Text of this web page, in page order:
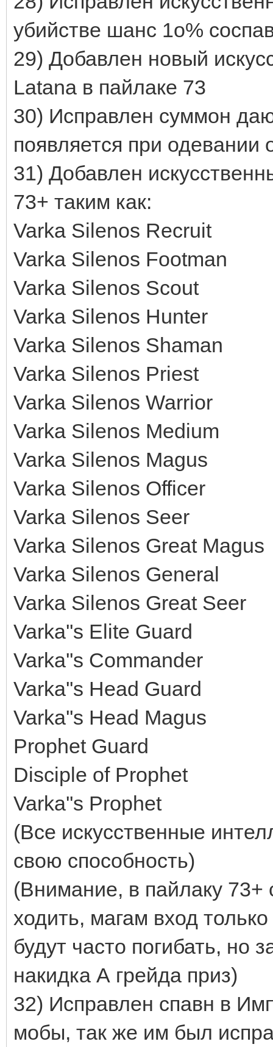
убийстве шанс 1о%
29) Добавлен новый
Latana в пайлаке 73
30) Исправлен суммон
появляется при одевании
31) Добавлен
73+ таким как:
Varka Silenos Recruit
Varka Silenos Footman
Varka Silenos Scout
Varka Silenos Hunter
Varka Silenos Shaman
Varka Silenos Priest
Varka Silenos Warrior
Varka Silenos Medium
Varka Silenos Magus
Varka Silenos Officer
Varka Silenos Seer
Varka Silenos Great Magus
Varka Silenos General
Varka Silenos Great Seer
Varka''s Elite Guard
Varka''s Commander
Varka''s Head Guard
Varka''s Head Magus
Prophet Guard
Disciple of Prophet
Varka''s Prophet
(Все искусственные
свою способность)
(Внимание, в пайлаку
ходить, магам вход
будут часто погибать, но
накидка А грейда приз)
32) Исправлен спавн в
мобы, так же им был